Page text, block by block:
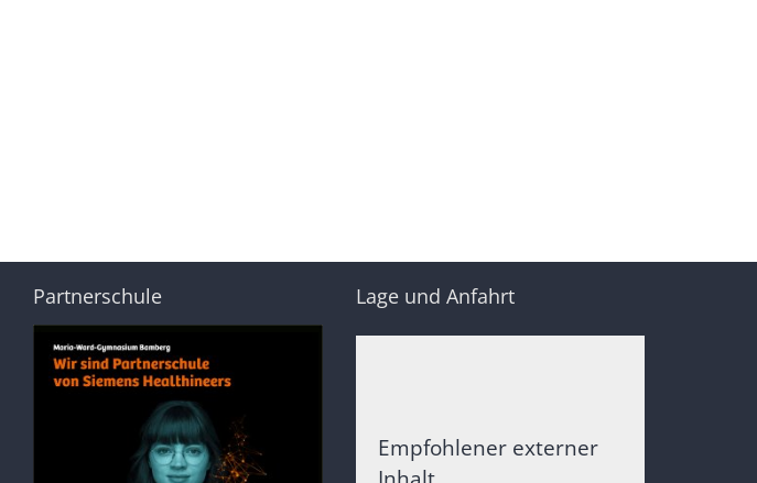
Partnerschule Lage und Anfahrt
Empfohlener externer